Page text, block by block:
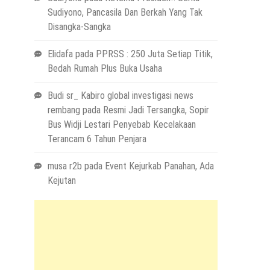
Sudiyono, Pancasila Dan Berkah Yang Tak
Disangka-Sangka
Elidafa pada PPRSS : 250 Juta Setiap Titik,
Bedah Rumah Plus Buka Usaha
Budi sr_ Kabiro global investigasi news
rembang pada Resmi Jadi Tersangka, Sopir
Bus Widji Lestari Penyebab Kecelakaan
Terancam 6 Tahun Penjara
musa r2b pada Event Kejurkab Panahan, Ada
Kejutan